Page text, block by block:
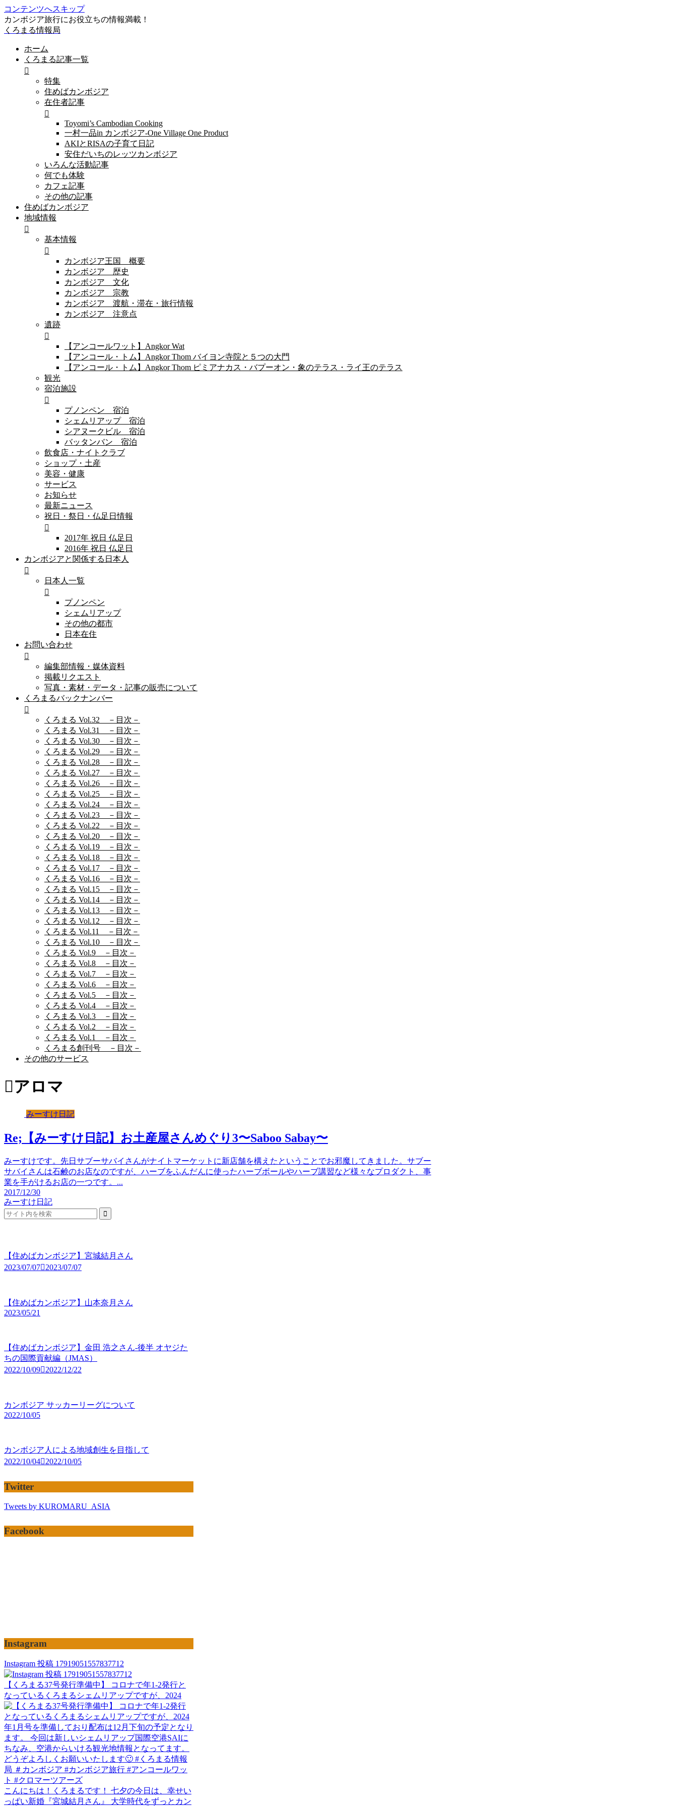
コンテンツへスキップ
カンボジア旅行にお役立ちの情報満載！
くろまる情報局
ホーム
くろまる記事一覧
特集
住めばカンボジア
在住者記事
Toyomi’s Cambodian Cooking
一村一品in カンボジア-One Village One Product
AKIとRISAの子育て日記
安住だいちのレッツカンボジア
いろんな活動記事
何でも体験
カフェ記事
その他の記事
住めばカンボジア
地域情報
基本情報
カンボジア王国 概要
カンボジア 歴史
カンボジア 文化
カンボジア 宗教
カンボジア 渡航・滞在・旅行情報
カンボジア 注意点
遺跡
【アンコールワット】Angkor Wat
【アンコール・トム】Angkor Thom バイヨン寺院と５つの大門
【アンコール・トム】Angkor Thom ピミアナカス・バプーオン・象のテラス・ライ王のテラス
観光
宿泊施設
プノンペン 宿泊
シェムリアップ 宿泊
シアヌークビル 宿泊
バッタンバン 宿泊
飲食店・ナイトクラブ
ショップ・土産
美容・健康
サービス
お知らせ
最新ニュース
祝日・祭日・仏足日情報
2017年 祝日 仏足日
2016年 祝日 仏足日
カンボジアと関係する日本人
日本人一覧
プノンペン
シェムリアップ
その他の都市
日本在住
お問い合わせ
編集部情報・媒体資料
掲載リクエスト
写真・素材・データ・記事の販売について
くろまるバックナンバー
くろまる Vol.32 －目次－
くろまる Vol.31 －目次－
くろまる Vol.30 －目次－
くろまる Vol.29 －目次－
くろまる Vol.28 －目次－
くろまる Vol.27 －目次－
くろまる Vol.26 －目次－
くろまる Vol.25 －目次－
くろまる Vol.24 －目次－
くろまる Vol.23 －目次－
くろまる Vol.22 －目次－
くろまる Vol.20 －目次－
くろまる Vol.19 －目次－
くろまる Vol.18 －目次－
くろまる Vol.17 －目次－
くろまる Vol.16 －目次－
くろまる Vol.15 －目次－
くろまる Vol.14 －目次－
くろまる Vol.13 －目次－
くろまる Vol.12 －目次－
くろまる Vol.11 －目次－
くろまる Vol.10 －目次－
くろまる Vol.9 －目次－
くろまる Vol.8 －目次－
くろまる Vol.7 －目次－
くろまる Vol.6 －目次－
くろまる Vol.5 －目次－
くろまる Vol.4 －目次－
くろまる Vol.3 －目次－
くろまる Vol.2 －目次－
くろまる Vol.1 －目次－
くろまる創刊号 －目次－
その他のサービス
アロマ
みーすけ日記
Re;【みーすけ日記】お土産屋さんめぐり3〜Saboo Sabay〜
みーすけです。先日サブーサバイさんがナイトマーケットに新店舗を構えたということでお邪魔してきました。サブー
サバイさんは石鹸のお店なのですが、ハーブをふんだんに使ったハーブボールやハーブ講習など様々なプロダクト、事
業を手がけるお店の一つです。...
2017/12/30
みーすけ日記
【住めばカンボジア】宮城結月さん
2023/07/07 2023/07/07
【住めばカンボジア】山本奈月さん
2023/05/21
【住めばカンボジア】金田 浩之さん-後半 オヤジた
ちの国際貢献編（JMAS）
2022/10/09 2022/12/22
カンボジア サッカーリーグについて
2022/10/05
カンボジア人による地域創生を目指して
2022/10/04 2022/10/05
Twitter
Tweets by KUROMARU_ASIA
Facebook
Instagram
Instagram 投稿 17919051557837712
【くろまる37号発行準備中】 コロナで年1-2発行と
なっているくろまるシェムリアップですが、2024
こんにちは！くろまるです！ 七夕の今日は、幸せい
っぱい新婚『宮城結月さん』 大学時代をずっとカン